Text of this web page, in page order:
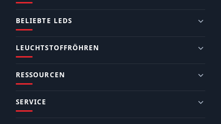
BELIEBTE LEDS
LEUCHTSTOFFRÖHREN
RESSOURCEN
SERVICE